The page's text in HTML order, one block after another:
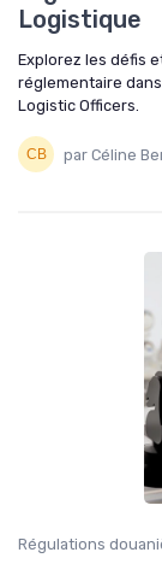
Logistique
Explorez les défis
réglementaire
Logistic Officers.
par Céline
Régulations